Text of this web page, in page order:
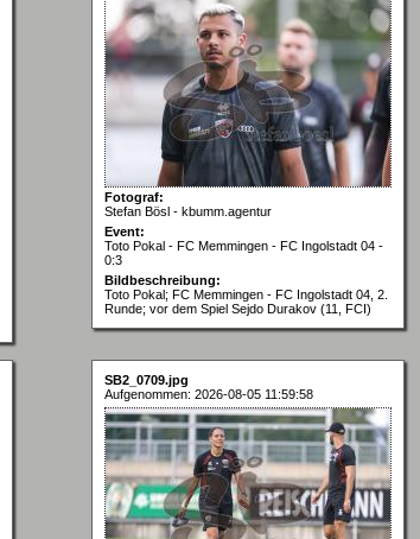
Fotograf:
Stefan Bösl - kbumm.agentur
Event:
Toto Pokal - FC Memmingen - FC Ingolstadt 04 -
0:3
Bildbeschreibung:
Toto Pokal; FC Memmingen - FC Ingolstadt 04, 2.
Runde; vor dem Spiel Sejdo Durakov (11, FCI)
SB2_0709.jpg
Aufgenommen: 2026-08-05 11:59:58